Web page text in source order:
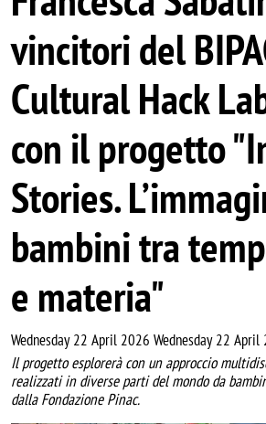
vincitori del
Cultural Hack
con il progetto
Stories.
bambini tra
e materia"
Wednesday 22 April 2026 Wednesday 22 April
Il progetto esplorerà con un approccio
realizzati in diverse parti del mondo da
dalla Fondazione Pinac.